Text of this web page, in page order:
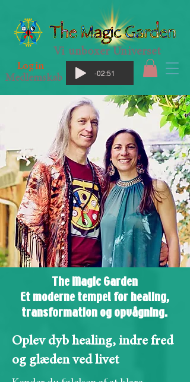
Vi unboxer Universet
Log in
Medlemskab
-02:51
The Magic Garden
Et moderne tempel for healing,
transformation og opvågning.
Oplev dyb healing, indre fred
og glæden ved livet